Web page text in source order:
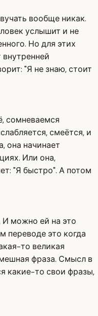
вообще никак.
услышит и не
Но для этих
внутренней
"Я не знаю, стоит
сомневаемся
смеётся, и
она начинает
Или она,
"Я быстро". А потом
И можно ей на это
переводе это когда
то великая
фраза. Смысл в
какие-то свои фразы,